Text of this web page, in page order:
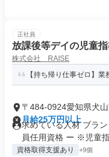
正社員
放課後等デイの児童
株式会社 RAISE
【持ち帰り仕事ゼロ】
〒484-0924愛知県犬
月給25万円以上
求めている人材 ブラ
員任用資格 ー ※児童指
資格取得支援あり +9個